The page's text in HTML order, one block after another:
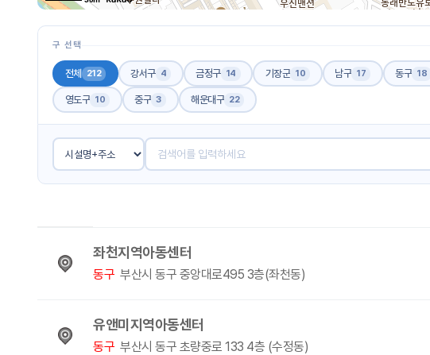
구 선택
전체 212 강서구 4 금정구 14 기장군 10 남구 17 동구 18
영도구 10 중구 3 해운대구 22
좌천지역아동센터
동구 부산시 동구 중앙대로495 3층(좌천동)
유앤미지역아동센터
동구 부산시 동구 초량중로 133 4층 (수정동)